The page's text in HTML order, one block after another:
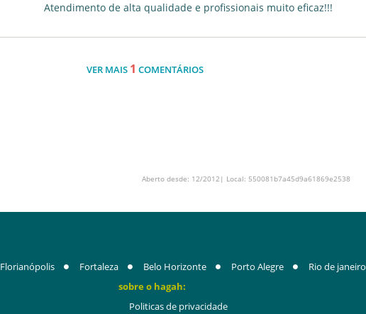
Atendimento de alta qualidade e profissionais muito eficaz!!!
VER MAIS 1 COMENTÁRIOS
Aberto desde: 12/2012| Local: 550081b7a45d9a61869e2538
Florianópolis Fortaleza Belo Horizonte Porto Alegre Rio de janeiro
sobre o hagah:
Politicas de privacidade